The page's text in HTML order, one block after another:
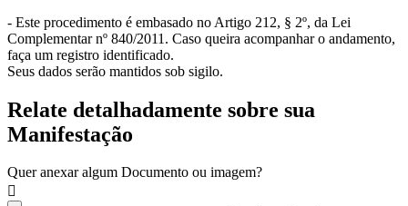
- Este procedimento é embasado no Artigo 212, § 2º, da Lei
Complementar nº 840/2011. Caso queira acompanhar o andamento,
faça um registro identificado.
Seus dados serão mantidos sob sigilo.
Relate detalhadamente sobre sua
Manifestação
Quer anexar algum Documento ou imagem?